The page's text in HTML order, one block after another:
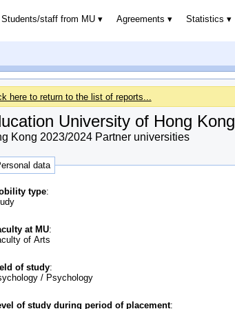
Students/staff from MU Agreements Statistics
here to return to the list of reports...
University of Hong Kong
Kong 2023/2024 Partner universities
data
type:
at MU:
of Arts
of study:
/ Psychology
of study during period of placement: